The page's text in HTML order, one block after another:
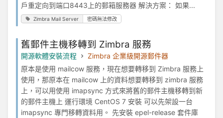
戶重定向到端口8443上的郵箱服務器 解決方案： 如果...
Zimbra Mail Server 密碼無法修改
舊郵件主機移轉到 Zimbra 服務
開源軟體安裝流程
Zimbra 企業級開源郵件器
原本是使用 mailcow 服務，現在想要轉移到 Zimbra 服務上
使用，那原本在 mailcow 上的資料想要轉移到 zimbra 服務
上，可以用使用 imapsync 方式來將舊的郵件主機移轉到新
的郵件主機上 運行環境 CentOS 7 安裝 可以先架設一台
imapsync 專門移轉資料用。 先安裝 epel-release 套件庫